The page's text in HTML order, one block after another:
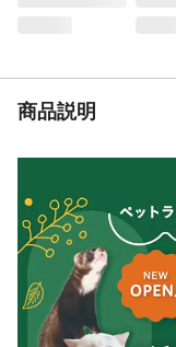
商品説明